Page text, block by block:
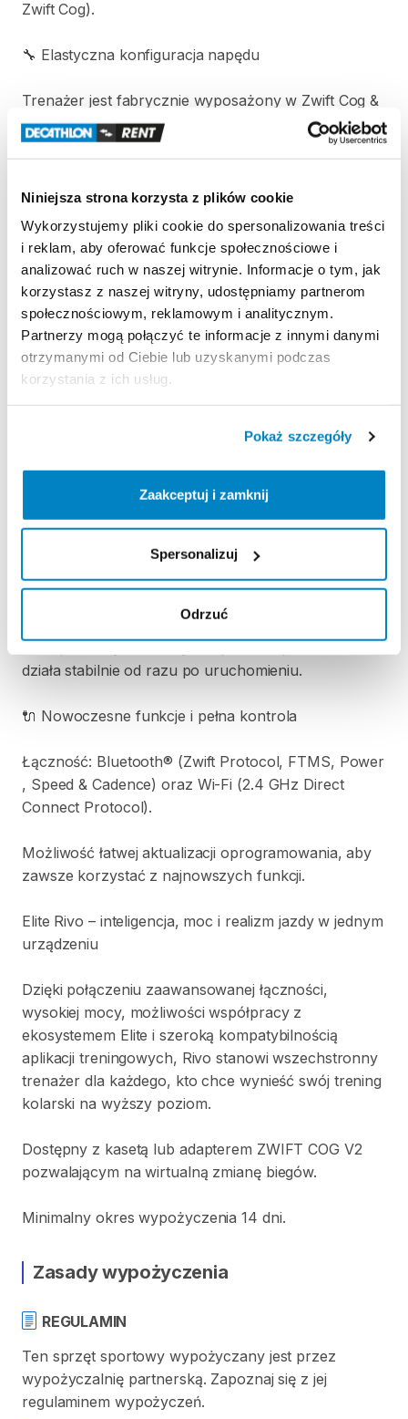
Niniejsza strona korzysta z plików cookie
Wykorzystujemy pliki cookie do spersonalizowania treści
i reklam, aby oferować funkcje społecznościowe i
analizować ruch w naszej witrynie. Informacje o tym, jak
korzystasz z naszej witryny, udostępniamy partnerom
społecznościowym, reklamowym i analitycznym.
Partnerzy mogą połączyć te informacje z innymi danymi
otrzymanymi od Ciebie lub uzyskanymi podczas
korzystania z ich usług.
Pokaż szczegóły
Zaakceptuj i zamknij
Spersonalizuj
Odrzuć
Zwift Cog).
🔧 Elastyczna konfiguracja napędu
Trenażer jest fabrycznie wyposażony w Zwift Cog &
Click​,​ jednak dla pełnej można:
korzystać z pełnej integracji innymi aplikacjami
napędami.
💪 Wydajność i realizm jazdy
Maksymalna moc:
Symulacja nachylenia: do 18% – idealna do
treningów podjazdowych.
Dokładność pomiaru: ±2​,​5%.
Typ trenażera: direct drive – wysoka kultura pracy i
działa stabilnie od razu po uruchomieniu.
🔌 Nowoczesne funkcje i pełna kontrola
Łączność: Bluetooth® (Zwift Protocol​,​ FTMS​,​ Power​
,​ Speed & Cadence) oraz Wi-Fi (2.4 GHz Direct
Connect Protocol).
Możliwość łatwej aktualizacji oprogramowania​,​ aby
zawsze korzystać z najnowszych funkcji.
Elite Rivo – inteligencja​,​ moc i realizm jazdy w jednym
urządzeniu
Dzięki połączeniu zaawansowanej łączności​,​
wysokiej mocy​,​ możliwości współpracy z
ekosystemem Elite i szeroką kompatybilnością
aplikacji treningowych​,​ Rivo stanowi wszechstronny
trenażer dla każdego​,​ kto chce wynieść swój trening
kolarski na wyższy poziom.
Dostępny z kasetą lub adapterem ZWIFT COG V2
pozwalającym na wirtualną zmianę biegów.
Minimalny okres wypożyczenia 14 dni.
Zasady wypożyczenia
REGULAMIN
Ten sprzęt sportowy wypożyczany jest przez
wypożyczalnię partnerską. Zapoznaj się z jej
regulaminem wypożyczeń.